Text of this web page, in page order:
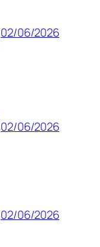
02/06/2026
02/06/2026
02/06/2026